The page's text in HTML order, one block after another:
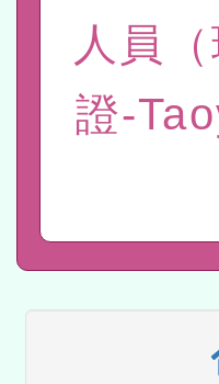
宜
轉知教
灣師範
進學校
本館辦
讀推動
科技賦
A3數位
「數位
t」
有關大
赴陸應
轉知經
人員
證-